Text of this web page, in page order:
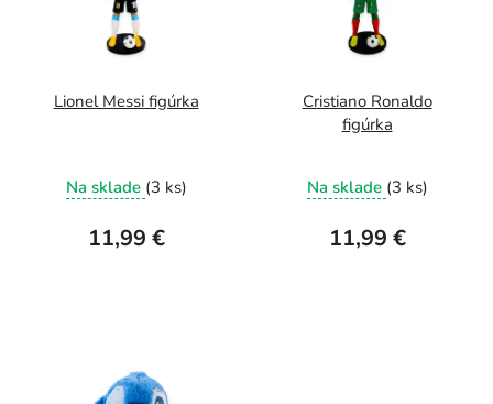
Lionel Messi figúrka
Na sklade (3 ks)
11,99 €
Cristiano Ronaldo
figúrka
Na sklade (3 ks)
11,99 €